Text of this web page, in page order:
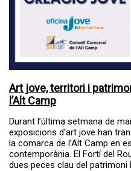
Art jove, territori i
l’Alt Camp
Durant l’última setmana de
exposicions d’art jove han
la comarca de l’Alt Camp en
contemporània. El Fortí del
dues peces clau del patrimoni